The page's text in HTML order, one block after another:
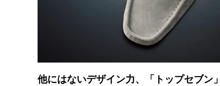
他にはないデザイン力、「トップセブン